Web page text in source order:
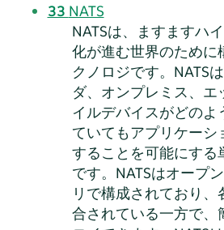
33 NATS
NATSは、ますますハ
化が進む世界のために
クノロジです。NATS
ダ、オンプレミス、エ
イルデバイスがどのよ
ていてもアプリケーシ
することを可能にする
です。NATSはオープ
リで構成されており
合されている一方で、